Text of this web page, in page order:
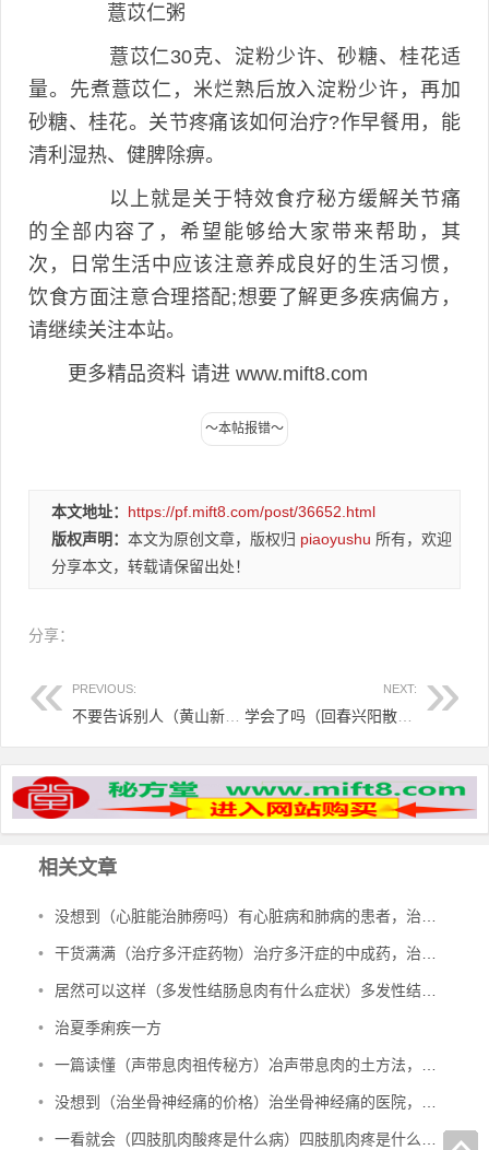
薏苡仁粥
薏苡仁30克、淀粉少许、砂糖、桂花适
量。先煮薏苡仁，米烂熟后放入淀粉少许，再加
砂糖、桂花。关节疼痛该如何治疗?作早餐用，能
清利湿热、健脾除痹。
以上就是关于特效食疗秘方缓解关节痛
的全部内容了，希望能够给大家带来帮助，其
次，日常生活中应该注意养成良好的生活习惯，
饮食方面注意合理搭配;想要了解更多疾病偏方，
请继续关注本站。
更多精品资料 请进 www.mift8.com
本文地址： https://pf.mift8.com/post/36652.html
版权声明： 本文为原创文章，版权归 piaoyushu 所有，欢迎
分享本文，转载请保留出处！
分享：
PREVIOUS: NEXT:
学会了吗（回春兴阳散哪里有卖）回春兴阳散主要功效，兴阳回春酒治阳痿等病170例，有效率100％，
相关文章
• 没想到（心脏能治肺痨吗）有心脏病和肺病的患者，治多种心脏病、肺结核、肺病，
• 干货满满（治疗多汗症药物）治疗多汗症的中成药，治多汗症验方，
• 居然可以这样（多发性结肠息肉有什么症状）多发性结肠息肉一定要手术吗，治多发性结肠息肉验方，
• 治夏季痢疾一方
• 一篇读懂（声带息肉祖传秘方）冶声带息肉的土方法，治声带息肉验方，
• 没想到（治坐骨神经痛的价格）治坐骨神经痛的医院，治坐骨神经痛的特效验方，
• 一看就会（四肢肌肉酸疼是什么病）四肢肌肉疼是什么原因引起的图片，治四肢肌肉萎缩秘方，